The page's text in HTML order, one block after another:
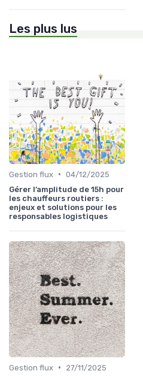
Les plus lus
Gestion flux • 04/12/2025
Gérer l’amplitude de 15h pour
les chauffeurs routiers :
enjeux et solutions pour les
responsables logistiques
Gestion flux •
27/11/2025